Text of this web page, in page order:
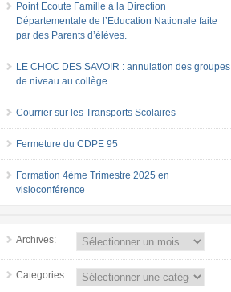
Point Ecoute Famille à la Direction
Départementale de l’Education Nationale faite
par des Parents d’élèves.
LE CHOC DES SAVOIR : annulation des groupes
de niveau au collège
Courrier sur les Transports Scolaires
Fermeture du CDPE 95
Formation 4ème Trimestre 2025 en
visioconférence
Archives:
Categories: